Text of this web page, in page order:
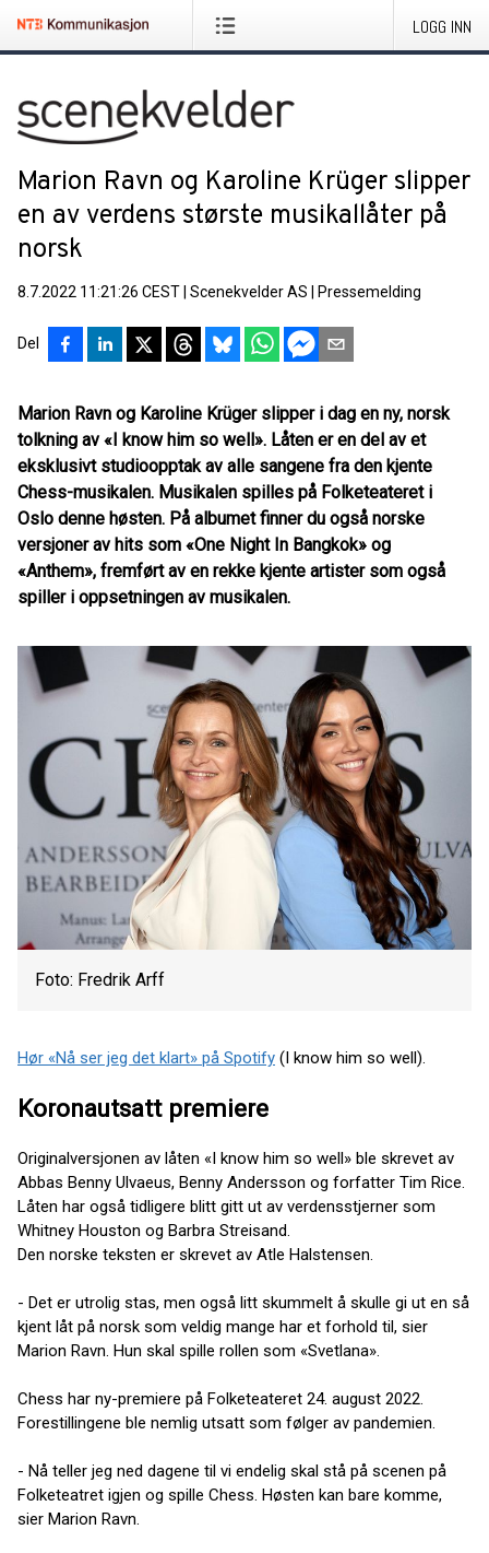
LOGG INN
Marion Ravn og Karoline Krüger slipper
en av verdens største musikallåter på
norsk
8.7.2022 11:21:26 CEST Scenekvelder AS Pressemelding
Del
Marion Ravn og Karoline Krüger slipper i dag en ny, norsk
tolkning av «I know him so well». Låten er en del av et
eksklusivt studioopptak av alle sangene fra den kjente
Chess-musikalen. Musikalen spilles på Folketeateret i
Oslo denne høsten. På albumet finner du også norske
versjoner av hits som «One Night In Bangkok» og
«Anthem», fremført av en rekke kjente artister som også
spiller i oppsetningen av musikalen.
Foto: Fredrik Arff
Hør «Nå ser jeg det klart» på Spotify (I know him so well).
Koronautsatt premiere
Originalversjonen av låten «I know him so well» ble skrevet av
Abbas Benny Ulvaeus, Benny Andersson og forfatter Tim Rice.
Låten har også tidligere blitt gitt ut av verdensstjerner som
Whitney Houston og Barbra Streisand.
Den norske teksten er skrevet av Atle Halstensen.
- Det er utrolig stas, men også litt skummelt å skulle gi ut en så
kjent låt på norsk som veldig mange har et forhold til, sier
Marion Ravn. Hun skal spille rollen som «Svetlana».
Chess har ny-premiere på Folketeateret 24. august 2022.
Forestillingene ble nemlig utsatt som følger av pandemien.
- Nå teller jeg ned dagene til vi endelig skal stå på scenen på
Folketeatret igjen og spille Chess. Høsten kan bare komme,
sier Marion Ravn.